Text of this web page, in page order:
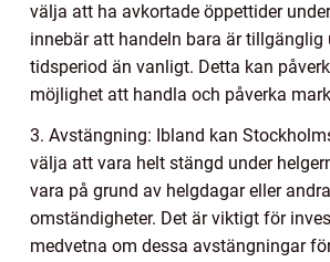
välja att ha avkortade öppettider
innebär att handeln bara är tillgänglig
tidsperiod än vanligt. Detta kan
möjlighet att handla och påverka
3. Avstängning: Ibland kan
välja att vara helt stängd under
vara på grund av helgdagar eller
omständigheter. Det är viktigt för
medvetna om dessa avstängningar